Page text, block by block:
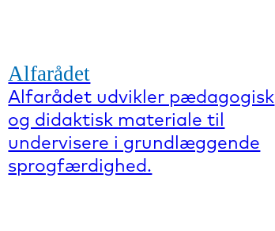
Alfarådet
Alfarådet udvikler pædagogisk
og didaktisk materiale til
undervisere i grundlæggende
sprogfærdighed.